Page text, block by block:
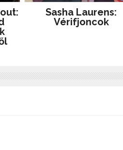
Sasha Laurens:
Vérifjoncok